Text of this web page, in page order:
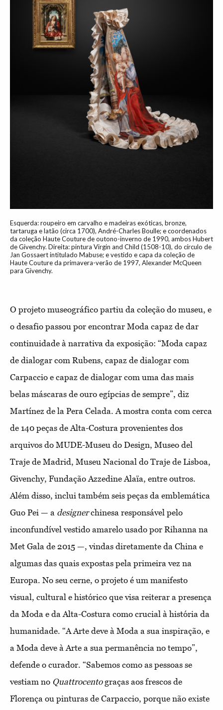
Esquerda: roupeiro em carvalho e madeiras exóticas, bronze,
tartaruga e latão (circa 1700), André-Charles Boulle; e coordenados
da coleção Haute Couture de outono-inverno de 1990, ambos Hubert
de Givenchy. Direita: pintura Virgin and Child (1508-10), do círculo de
Jan Gossaert intitulado Mabuse; e vestido e capa da coleção de
Haute Couture da primavera-verão de 1997, Alexander McQueen
para Givenchy.
O projeto museográfico partiu da coleção do museu, e
o desafio passou por encontrar Moda capaz de dar
continuidade à narrativa da exposição: “Moda capaz
de dialogar com Rubens, capaz de dialogar com
Carpaccio e capaz de dialogar com uma das mais
belas máscaras de ouro egípcias de sempre”, diz
Martínez de la Pera Celada. A mostra conta com cerca
de 140 peças de Alta-Costura provenientes dos
arquivos do MUDE-Museu do Design, Museo del
Traje de Madrid, Museu Nacional do Traje de Lisboa,
Givenchy, Fundação Azzedine Alaïa, entre outros.
Além disso, inclui também seis peças da emblemática
Guo Pei — a designerchinesa responsável pelo
inconfundível vestido amarelo usado por Rihanna na
Met Gala de 2015 —, vindas diretamente da China e
algumas das quais expostas pela primeira vez na
Europa. No seu cerne, o projeto é um manifesto
visual, cultural e histórico que visa reiterar a presença
da Moda e da Alta-Costura como crucial à história da
humanidade. “A Arte deve à Moda a sua inspiração, e
a Moda deve à Arte a sua permanência no tempo”,
defende o curador. “Sabemos como as pessoas se
vestiam no Quattrocentograças aos frescos de
Florença ou pinturas de Carpaccio, porque não existe